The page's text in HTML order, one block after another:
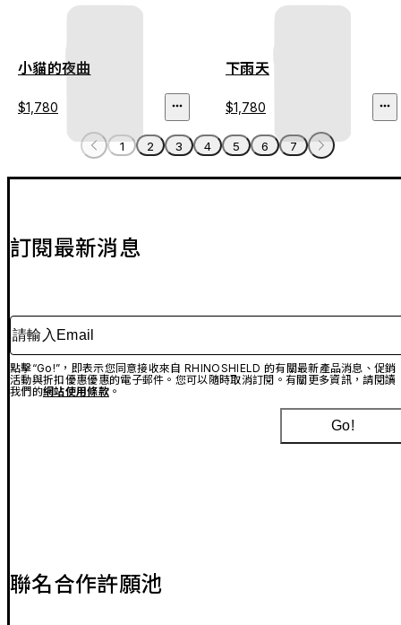
小貓的夜曲
$1,780
下雨天
$1,780
1 2 3 4 5 6 7
訂閱最新消息
請輸入Email
點擊“Go!”，即表示您同意接收來自 RHINOSHIELD 的有關最新產品消息、促銷
活動與折扣優惠優惠的電子郵件。您可以隨時取消訂閱。有關更多資訊，請閱讀
我們的網站使用條款。
Go!
聯名合作許願池